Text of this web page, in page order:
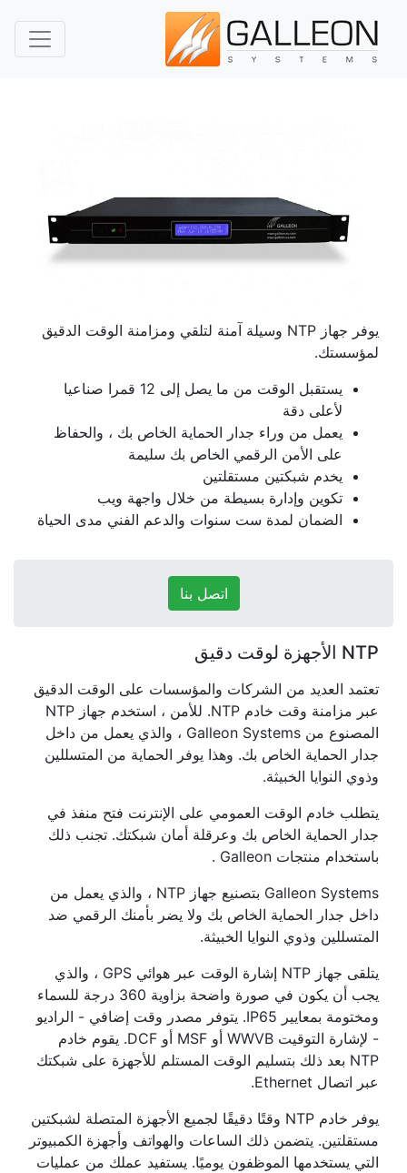
تبديل
يوفر جهاز NTP وسيلة آمنة لتلقي ومزامنة الوقت الدقيق
لمؤسستك.
يستقبل الوقت من ما يصل إلى 12 قمرا صناعيا
لأعلى دقة
يعمل من وراء جدار الحماية الخاص بك ، والحفاظ
على الأمن الرقمي الخاص بك سليمة
يخدم شبكتين مستقلتين
تكوين وإدارة بسيطة من خلال واجهة ويب
الضمان لمدة ست سنوات والدعم الفني مدى الحياة
اتصل بنا
NTP الأجهزة لوقت دقيق
تعتمد العديد من الشركات والمؤسسات على الوقت الدقيق
عبر مزامنة وقت خادم NTP. للأمن ، استخدم جهاز NTP
المصنوع من Galleon Systems ، والذي يعمل من داخل
جدار الحماية الخاص بك. وهذا يوفر الحماية من المتسللين
وذوي النوايا الخبيثة.
يتطلب خادم الوقت العمومي على الإنترنت فتح منفذ في
جدار الحماية الخاص بك وعرقلة أمان شبكتك. تجنب ذلك
باستخدام منتجات Galleon
.
Galleon Systems
بتصنيع جهاز NTP ، والذي يعمل من
داخل جدار الحماية الخاص بك ولا يضر بأمنك الرقمي ضد
المتسللين وذوي النوايا الخبيثة.
يتلقى جهاز NTP إشارة الوقت عبر هوائي GPS ، والذي
يجب أن يكون في صورة واضحة بزاوية 360 درجة للسماء
ومختومة بمعايير IP65. يتوفر مصدر وقت إضافي - الراديو
- لإشارة التوقيت WWVB أو MSF أو DCF. يقوم خادم
NTP بعد ذلك بتسليم الوقت المستلم للأجهزة على شبكتك
عبر اتصال Ethernet.
يوفر خادم NTP وقتًا دقيقًا لجميع الأجهزة المتصلة لشبكتين
مستقلتين. يتضمن ذلك الساعات والهواتف وأجهزة الكمبيوتر
التي يستخدمها الموظفون يوميًا. يستفيد عملك من عمليات